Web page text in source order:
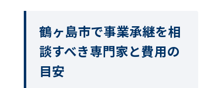
鶴ヶ島市で事業承継を相
談すべき専門家と費用の
目安